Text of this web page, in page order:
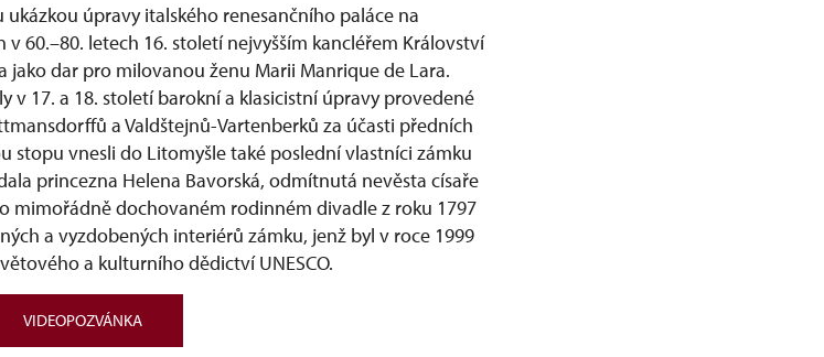
úpravy italského renesančního paláce na
60.–80. letech 16. století nejvyšším kancléřem Království
jako dar pro milovanou ženu Marii Manrique de Lara.
v 17. a 18. století barokní a klasicistní úpravy provedené
a Valdštejnů-Vartenberků za účasti předních
stopu vnesli do Litomyšle také poslední vlastníci zámku
princezna Helena Bavorská, odmítnutá nevěsta císaře
mimořádně dochovaném rodinném divadle z roku 1797
a vyzdobených interiérů zámku, jenž byl v roce 1999
a kulturního dědictví UNESCO.
VIDEOPOZVÁNKA